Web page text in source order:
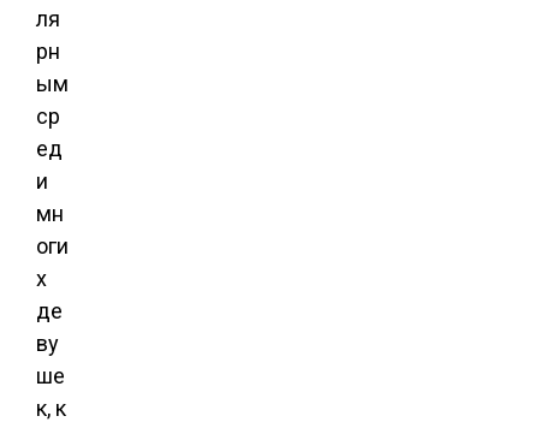
ля
рн
ым
ср
ед
и
мн
оги
х
де
ву
ше
к, к